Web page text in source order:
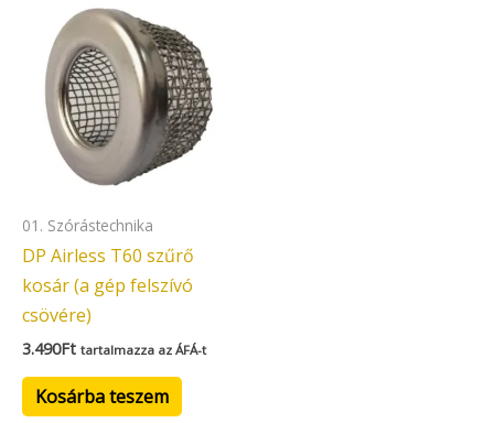
01. Szórástechnika
DP Airless T60 szűrő
kosár (a gép felszívó
csövére)
3.490Ft tartalmazza az ÁFÁ-t
Kosárba teszem